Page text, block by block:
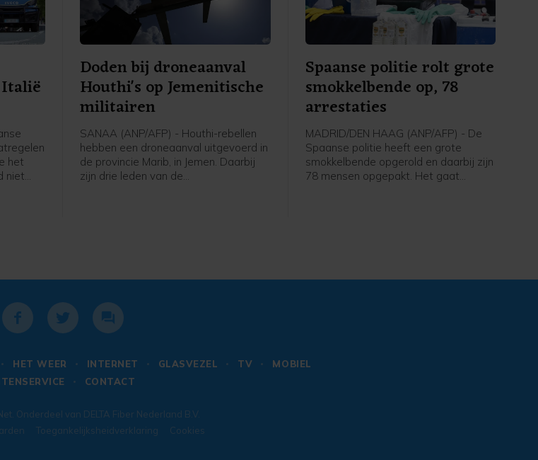
het
niet
Doden bij droneaanval
Houthi's op Jemenitische
militairen
SANAA (ANP/AFP) - Houthi-rebellen
hebben een droneaanval uitgevoerd in
de provincie Marib, in Jemen. Daarbij
zijn drie leden van de
Spaanse politie rolt grote
smokkelbende op, 78
arrestaties
MADRID/DEN HAAG (ANP/AFP) - De
Spaanse politie heeft een grote
smokkelbende opgerold en daarbij zijn
78 mensen opgepakt. Het gaat
HET WEER INTERNET GLASVEZEL TV
MOBIEL
CONTACT
. Onderdeel van DELTA Fiber Nederland B.V.
Toegankelijksheidverklaring Cookies